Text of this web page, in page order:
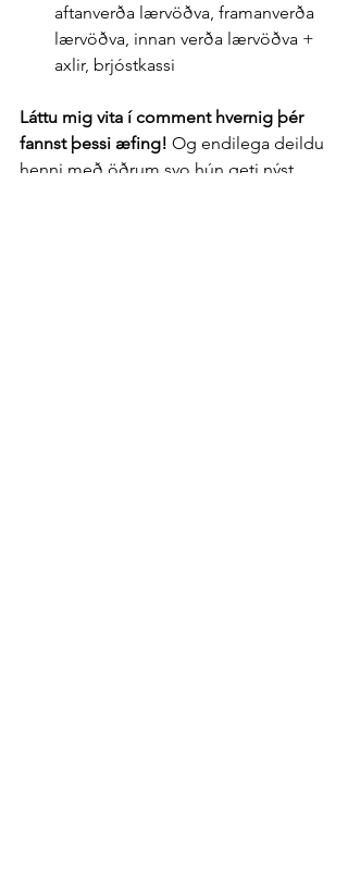
aftanverða lærvöðva, framanverða
lærvöðva, innan verða lærvöðva +
axlir, brjóstkassi
Láttu mig vita í comment hvernig þér
fannst þessi æfing! Og endilega deildu
henni með öðrum svo hún geti nýst